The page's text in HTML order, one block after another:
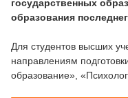
государственных
образования
Для студентов высших
направлениям
образование»,